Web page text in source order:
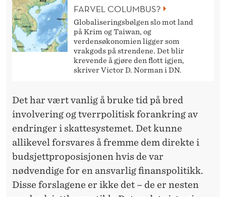
FARVEL COLUMBUS?
Globaliseringsbølgen slo mot land
på Krim og Taiwan, og
verdensøkonomien ligger som
vrakgods på strendene. Det blir
krevende å gjøre den flott igjen,
skriver Victor D. Norman i DN.
Det har vært vanlig å bruke tid på bred
involvering og tverrpolitisk forankring av
endringer i skattesystemet. Det kunne
allikevel forsvares å fremme dem direkte i
budsjettproposisjonen hvis de var
nødvendige for en ansvarlig finanspolitikk.
Disse forslagene er ikke det – de er nesten